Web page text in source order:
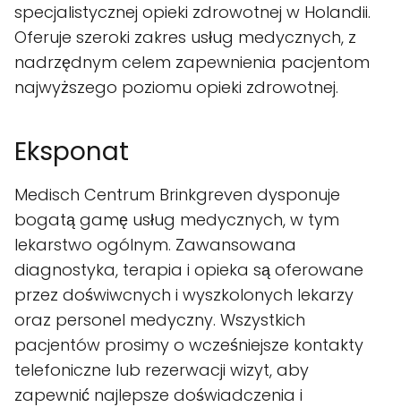
specjalistycznej opieki zdrowotnej w Holandii.
Oferuje szeroki zakres usług medycznych, z
nadrzędnym celem zapewnienia pacjentom
najwyższego poziomu opieki zdrowotnej.
Eksponat
Medisch Centrum Brinkgreven dysponuje
bogatą gamę usług medycznych, w tym
lekarstwo ogólnym. Zawansowana
diagnostyka, terapia i opieka są oferowane
przez doświwcnych i wyszkolonych lekarzy
oraz personel medyczny. Wszystkich
pacjentów prosimy o wcześniejsze kontakty
telefoniczne lub rezerwacji wizyt, aby
zapewnić najlepsze doświadczenia i